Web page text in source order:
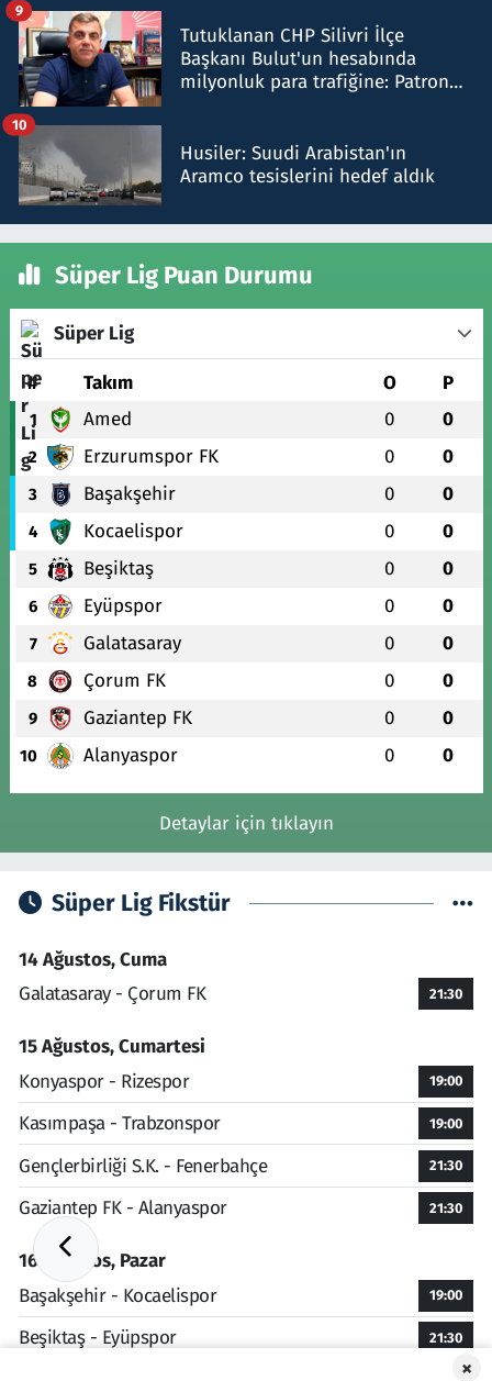
×
Tutuklanan CHP Silivri İlçe
Başkanı Bulut'un hesabında
milyonluk para trafiğine: Patron
9
Husiler: Suudi Arabistan'ın
Aramco tesislerini hedef aldık
10
Süper Lig Puan Durumu
Süper Lig
# Takım O P
1 Amed 0 0
2 Erzurumspor FK 0 0
3 Başakşehir 0 0
4 Kocaelispor 0 0
5 Beşiktaş 0 0
6 Eyüpspor 0 0
7 Galatasaray 0 0
8 Çorum FK 0 0
9 Gaziantep FK 0 0
10 Alanyaspor 0 0
Detaylar için tıklayın
Süper Lig Fikstür
14 Ağustos, Cuma
Galatasaray - Çorum FK
21:30
15 Ağustos, Cumartesi
Konyaspor - Rizespor
19:00
Kasımpaşa - Trabzonspor 19:00
Gençlerbirliği S.K. - Fenerbahçe 21:30
Gaziantep FK - Alanyaspor 21:30
16 Ağustos, Pazar
Başakşehir - Kocaelispor
19:00
Beşiktaş - Eyüpspor 21:30